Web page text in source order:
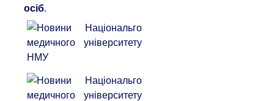
осіб.